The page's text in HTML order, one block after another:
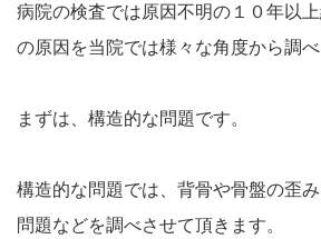
病院の検査では原因不明の１０年以
の原因を当院では様々な角度から調べ
まずは、構造的な問題です。
構造的な問題では、背骨や骨盤の歪
問題などを調べさせて頂きます。